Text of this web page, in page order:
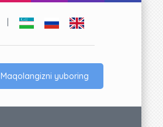
Maqolangizni yuboring